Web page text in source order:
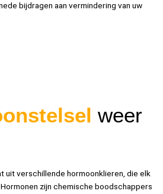
bijdragen aan vermindering van uw
weer
uit verschillende hormoonklieren, die elk
zijn chemische boodschappers